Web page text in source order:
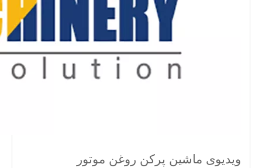
ویدیوی ماشین پرکن روغن موتور